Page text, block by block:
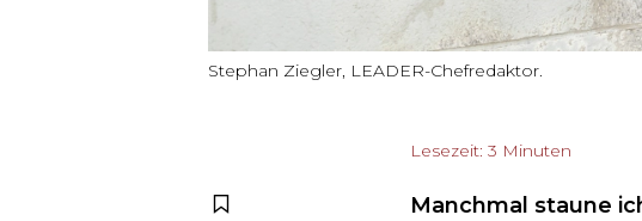
Stephan Ziegler, LEADER-Chefredaktor.
Lesezeit: 3 Minuten
Manchmal staune